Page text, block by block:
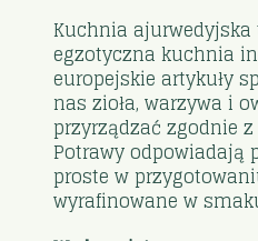
Kuchnia
egzotyczna kuchnia
europejskie artykuły
nas zioła, warzywa i
przyrządzać zgodnie
Potrawy odpowiadają
proste w
wyrafinowane w